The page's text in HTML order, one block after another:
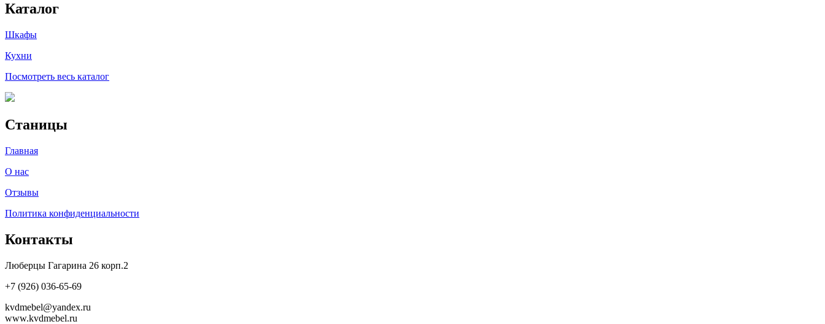
Каталог
Шкафы
Кухни
Посмотреть весь каталог
Станицы
Главная
О нас
Отзывы
Политика конфиденциальности
Контакты
Люберцы Гагарина 26 корп.2
+7 (926) 036-65-69
kvdmebel@yandex.ru
www.kvdmebel.ru